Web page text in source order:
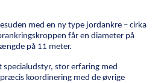
med en ny type jordankre – cirka
får en diameter på
på 11 meter.
stor erfaring med
koordinering med de øvrige